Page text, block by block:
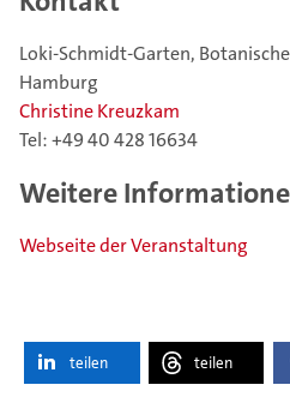
Loki-Schmidt-Garten,
Hamburg
Christine Kreuzkam
Tel: +49 40 428 16634
Weitere
Webseite der Veranstaltung
teilen teilen